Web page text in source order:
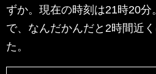
ずか。現在の時刻は21時20
で、なんだかんだと2時間近
た。